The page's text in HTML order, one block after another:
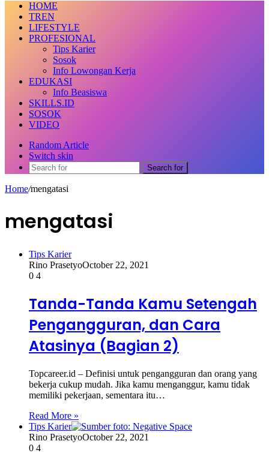
HOME
TREN
LIFESTYLE
PROFESIONAL
Tips Karier
Sosok
Info Lowongan Kerja
EDUKASI
Info Beasiswa
SKILLS.ID
SOSOK
VIDEO
Random Article
Switch skin
Search for
Home/mengatasi
mengatasi
Tips Karier
Rino PrasetyoOctober 22, 2021
0 4
Tanda-Tanda Kamu Setengah
Pengangguran, dan Cara
Atasinya (Bagian 2)
Topcareer.id – Definisi untuk pengangguran dan orang yang
bekerja cukup mudah. Jika kamu menganggur, kamu tidak
memiliki pekerjaan, sementara itu…
Read More »
Tips Karier
Rino PrasetyoOctober 22, 2021
0 4